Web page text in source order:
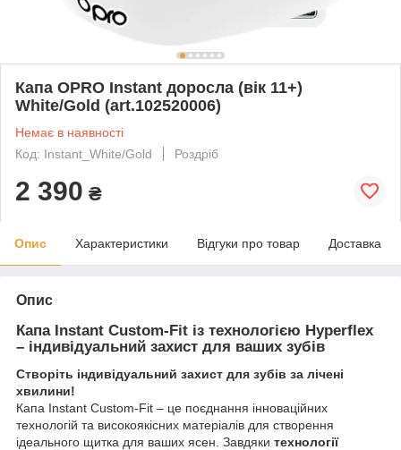
Капа OPRO Instant доросла (вік 11+)
White/Gold (art.102520006)
Немає в наявності
Код: Instant_White/Gold
Роздріб
2 390 ₴
Опис Характеристики Відгуки про товар Доставка
Опис
Капа Instant Custom-Fit із технологією Hyperflex
– індивідуальний захист для ваших зубів
Створіть індивідуальний захист для зубів за лічені
хвилини!
Капа Instant Custom-Fit – це поєднання інноваційних
технологій та високоякісних матеріалів для створення
ідеального щитка для ваших ясен. Завдяки технології